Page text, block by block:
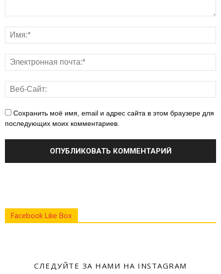
Сохранить моё имя, email и адрес сайта в этом браузере для
последующих моих комментариев.
Facebook Like Box
СЛЕДУЙТЕ ЗА НАМИ НА INSTAGRAM